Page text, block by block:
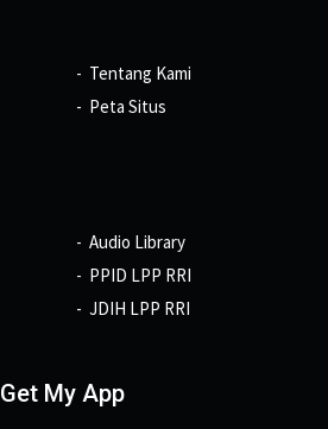
Tentang Kami
Peta Situs
Audio Library
PPID LPP RRI
JDIH LPP RRI
Get My App